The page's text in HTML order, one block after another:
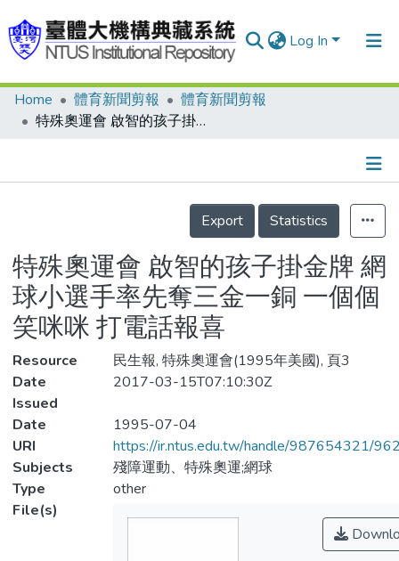
Log In
Communities & Collections
Statistics
Home 體育新聞剪報
體育新聞剪報
特殊奧運會 啟智的孩子掛金牌 網球小選手率先奪三金一銅 一個個笑咪咪 打電話報喜
Details
Export
Statistics
特殊奧運會 啟智的孩子掛金牌 網
球小選手率先奪三金一銅 一個個
笑咪咪 打電話報喜
Resource
民生報, 特殊奧運會(1995年美國), 頁3
Date
Issued
2017-03-15T07:10:30Z
Date
1995-07-04
URI
https://ir.ntus.edu.tw/handle/987654321/
Subjects
殘障運動、特殊奧運;網球
Type
other
File(s)